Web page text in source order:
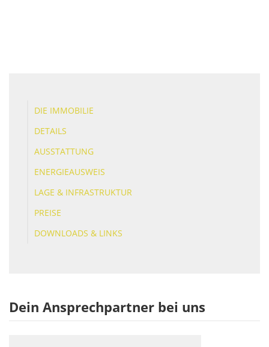
DIE IMMOBILIE
DETAILS
AUSSTATTUNG
ENERGIEAUSWEIS
LAGE & INFRASTRUKTUR
PREISE
DOWNLOADS & LINKS
Dein Ansprechpartner bei uns